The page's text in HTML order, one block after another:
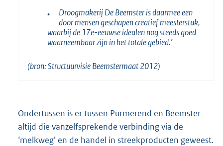
•
Droogmakerij De Beemster is daarmee een
door mensen geschapen creatief meesterstuk,
waarbij de 17e-eeuwse idealen nog steeds goed
waarneembaar zijn in het totale gebied.’
(bron: Structuurvisie Beemstermaat 2012)
Ondertussen is er tussen Purmerend en Beemster
altijd die vanzelfsprekende verbinding via de
‘melkweg’ en de handel in streekproducten geweest.